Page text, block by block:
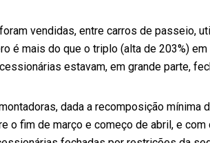
vendidas, entre carros de passeio,
é mais do que o triplo (alta de 203%)
estavam, em grande parte,
dada a recomposição mínima
o fim de março e começo de abril, e